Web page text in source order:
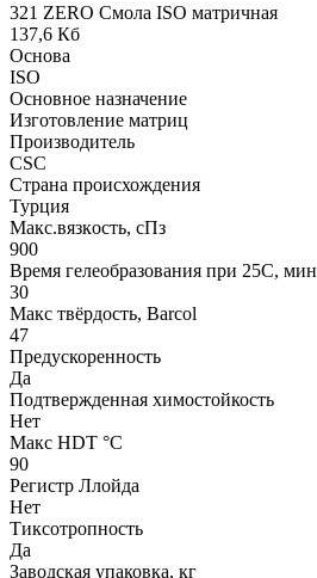
321 ZERO Смола ISO матричная
137,6 Кб
Основа
ISO
Основное назначение
Изготовление матриц
Производитель
CSC
Страна происхождения
Турция
Макс.вязкoсть, сПз
900
Время гелеобразования при 25С, мин
30
Макс твёрдость, Barcol
47
Предускоренность
Да
Подтвержденная химостойкость
Нет
Макс HDT °С
90
Регистр Ллойда
Нет
Тиксотропность
Да
Заводская упаковка, кг